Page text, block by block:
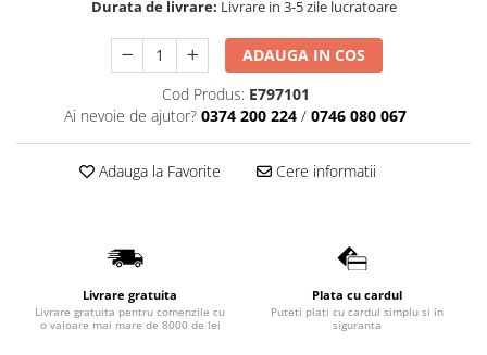
Lavoare freestanding
Lavoare sub blat
Lavoare pe mobilier
Lavoare incastrabile
Bideuri stative
Bideuri suspendate
Vase WC
Durata de livrare: Livrare in 3-5 zile lucratoare
ADAUGA IN COS
Cod Produs: E797101
Ai nevoie de ajutor? 0374 200 224 / 0746 080 067
Adauga la Favorite Cere informatii
Livrare gratuita
Livrare gratuita pentru comenzile cu
o valoare mai mare de 8000 de lei
Plata cu cardul
Puteti plati cu cardul simplu si in
siguranta